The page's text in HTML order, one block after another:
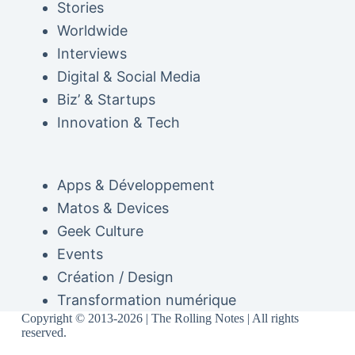
Stories
Worldwide
Interviews
Digital & Social Media
Biz’ & Startups
Innovation & Tech
Apps & Développement
Matos & Devices
Geek Culture
Events
Création / Design
Transformation numérique
Copyright © 2013-2026 | The Rolling Notes | All rights
reserved.